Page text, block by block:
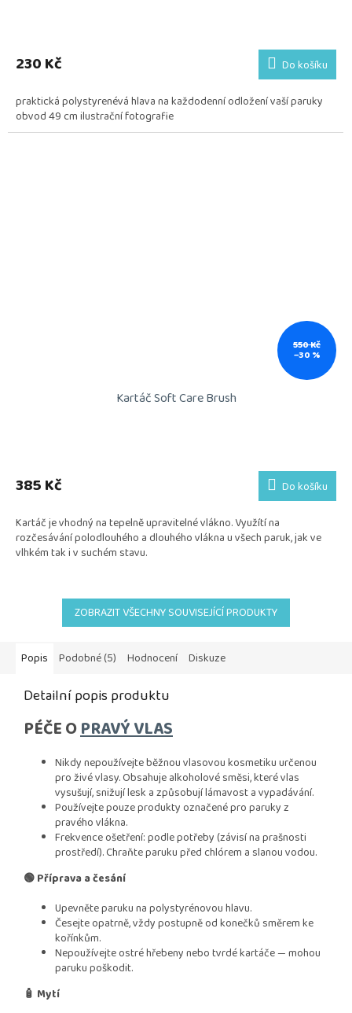
230 Kč Do košíku
praktická polystyrenévá hlava na každodenní odložení vaší paruky
obvod 49 cm ilustrační fotografie
550 Kč
–30 %
Kartáč Soft Care Brush
385 Kč Do košíku
Kartáč je vhodný na tepelně upravitelné vlákno. Využítí na
rozčesávání polodlouhého a dlouhého vlákna u všech paruk, jak ve
vlhkém tak i v suchém stavu.
ZOBRAZIT VŠECHNY SOUVISEJÍCÍ PRODUKTY
Popis Podobné (5) Hodnocení Diskuze
Detailní popis produktu
PÉČE OPRAVÝ VLAS
Nikdy nepoužívejte běžnou vlasovou kosmetiku určenou
pro živé vlasy. Obsahuje alkoholové směsi, které vlas
vysušují, snižují lesk a způsobují lámavost a vypadávání.
Používejte pouze produkty označené pro paruky z
pravého vlákna.
Frekvence ošetření: podle potřeby (závisí na prašnosti
prostředí). Chraňte paruku před chlórem a slanou vodou.
🟢 Příprava a česání
Upevněte paruku na polystyrénovou hlavu.
Česejte opatrně, vždy postupně od konečků směrem ke
kořínkům.
Nepoužívejte ostré hřebeny nebo tvrdé kartáče — mohou
paruku poškodit.
🧴 Mytí